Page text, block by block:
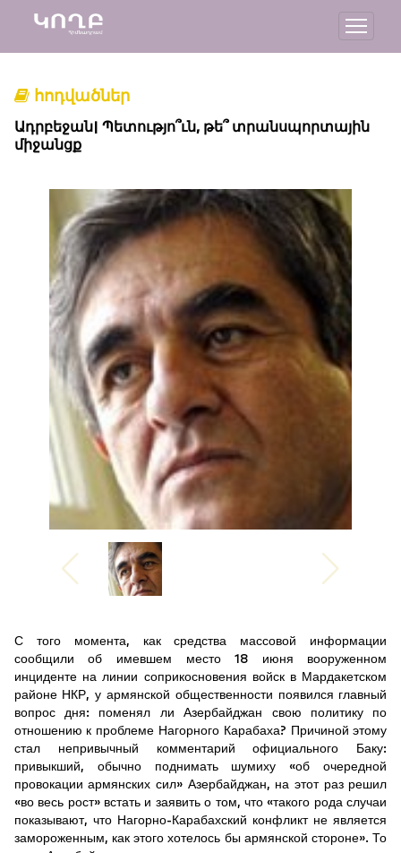
հոդվածներ
Ադրբեջան| Պետությո՞ւն, թե՞ տրանսպորտային
միջանցք
С того момента, как средства массовой информации
сообщили об имевшем место 18 июня вооруженном
инциденте на линии соприкосновения войск в Мардакетском
районе НКР, у армянской общественности появился главный
вопрос дня: поменял ли Азербайджан свою политику по
отношению к проблеме Нагорного Карабаха? Причиной этому
стал непривычный комментарий официального Баку:
привыкший, обычно поднимать шумиху «об очередной
провокации армянских сил» Азербайджан, на этот раз решил
«во весь рост» встать и заявить о том, что «такого рода случаи
показывают, что Нагорно-Карабахский конфликт не является
замороженным, как этого хотелось бы армянской стороне». То